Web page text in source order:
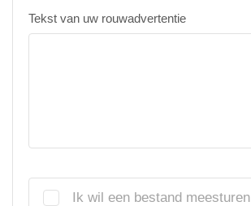
Tekst van uw rouwadvertentie
Ik wil een bestand meesturen